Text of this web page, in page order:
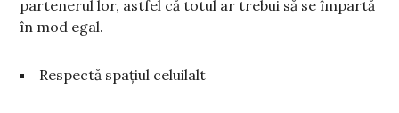
partenerul lor, astfel că totul ar trebui să se împartă
în mod egal.
Respectă spațiul celuilalt